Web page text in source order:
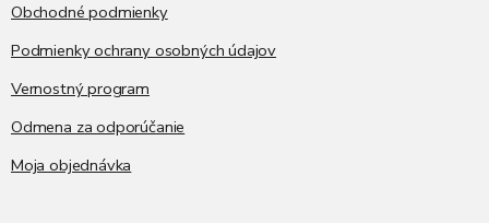
Obchodné podmienky
Podmienky ochrany osobných údajov
Vernostný program
Odmena za odporúčanie
Moja objednávka